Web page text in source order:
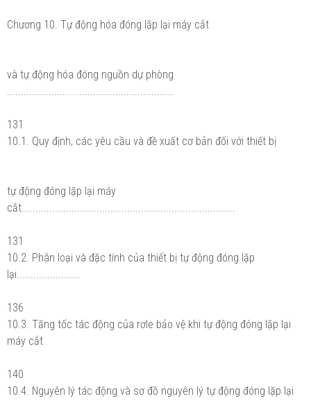
Chương 10. Tự động hóa đóng lặp lại máy cắt
và tự động hóa đóng nguồn dự phòng
131
10.1. Quy định, các yêu cầu và đề xuất cơ bản đối với thiết bị
tự động đóng lặp lại máy
cắt.............................................................................
131
10.2. Phân loại và đặc tính của thiết bị tự động đóng lặp
lại.......................
136
10.3. Tăng tốc tác động của rơle bảo vệ khi tự động đóng lặp lại
máy cắt
140
10.4. Nguyên lý tác động và sơ đồ nguyên lý tự động đóng lặp lại